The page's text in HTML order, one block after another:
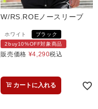
W/RS.ROEノースリーブ
ホワイト
ブラック
2buy10%OFF対象商品
販売価格 ¥4,290税込
カートに入れる